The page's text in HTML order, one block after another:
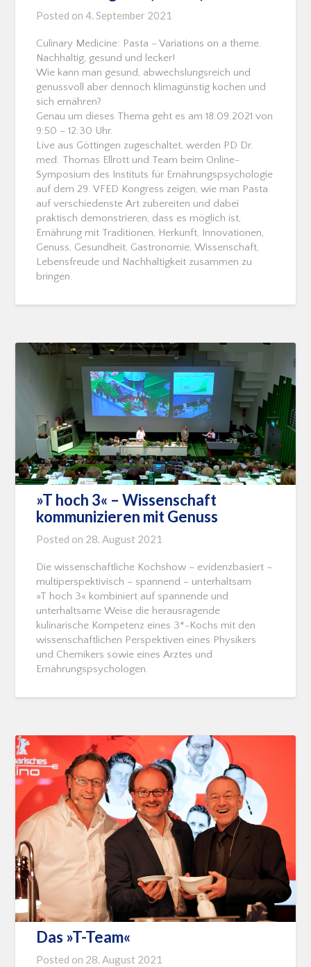
Posted on4. September 2021
Culinary Medicine: Pasta – Variations on a theme.
Nachhaltig, gesund und lecker!
Wie kann man gesund, abwechslungsreich und
genussvoll aber dennoch klimagünstig kochen und
sich ernähren?
Genau um dieses Thema geht es am 18.09.2021 von
9:50 – 12:30 Uhr.
Live aus Göttingen zugeschaltet, werden PD Dr.
med. Thomas Ellrott und Team beim Online-
Symposium des Instituts für Ernährungspsychologie
auf dem 29. VFED Kongress zeigen, wie man Pasta
auf verschiedenste Art zubereiten und dabei
praktisch demonstrieren, dass es möglich ist,
Ernährung mit Traditionen, Herkunft, Innovationen,
Genuss, Gesundheit, Gastronomie, Wissenschaft,
Lebensfreude und Nachhaltigkeit zusammen zu
bringen.
»T hoch 3« – Wissenschaft
kommunizieren mit Genuss
Posted on 28. August 2021
Die wissenschaftliche Kochshow – evidenzbasiert –
multiperspektivisch – spannend – unterhaltsam
»T hoch 3« kombiniert auf spannende und
unterhaltsame Weise die herausragende
kulinarische Kompetenz eines 3*-Kochs mit den
wissenschaftlichen Perspektiven eines Physikers
und Chemikers sowie eines Arztes und
Ernährungspsychologen.
Das »T-Team«
Posted on 28. August 2021